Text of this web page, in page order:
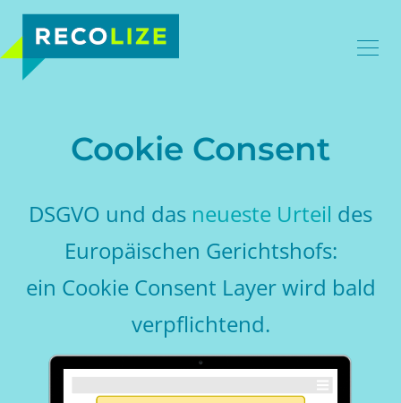
Cookie Consent
DSGVO und das neueste Urteil des
Europäischen Gerichtshofs:
ein Cookie Consent Layer wird bald
verpflichtend.